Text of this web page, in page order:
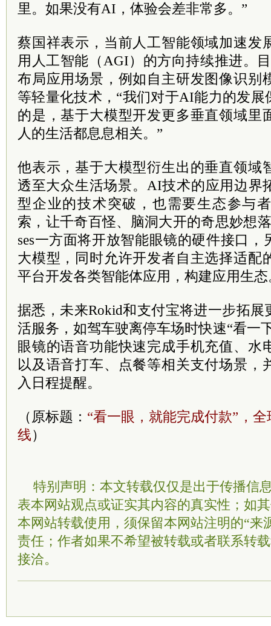
里。如果没有AI，体验会差非常多。”
蔡国祥表示，当前人工智能领域加速发
用人工智能（AGI）的方向持续推进。
布局应用场景，例如自主研发图像识别
等轻量化技术，“我们对于AI能力的发展
的是，基于大模型开发更多垂直领域里
人的生活都息息相关。”
他表示，基于大模型衍生出的垂直领域
透至大众生活场景。AI技术的应用边界
型企业的技术突破，也需要生态参与
索，让千奇百怪、脑洞大开的奇思妙想
ses一方面将开放智能眼镜的硬件接口
大模型，同时允许开发者自主选择适配
平台开发各类智能体应用，构建应用生态
据悉，未来Rokid和支付宝将进一步拓
活服务，如驾车驶离停车场时快速“看一
眼镜的语音功能快速完成手机充值、水
以及语音打车、点餐等相关支付场景，
入日程提醒。
（原标题： “看一眼，就能完成付款”，
线）
特别声明：本文转载仅仅是出于传播信
表本网站观点或证实其内容的真实性；如
本网站转载使用，须保留本网站注明的“来
责任；作者如果不希望被转载或者联系转
接洽。